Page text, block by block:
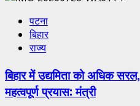
पटना
बिहार
राज्य
बिहार में उद्यमिता को अधिक
महत्वपूर्ण प्रयास: मंत्री